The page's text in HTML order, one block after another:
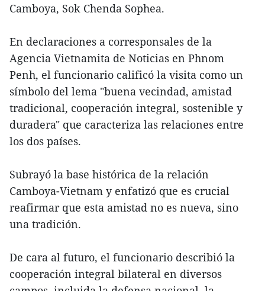
Camboya, Sok Chenda Sophea.
En declaraciones a corresponsales de la
Agencia Vietnamita de Noticias en Phnom
Penh, el funcionario calificó la visita como un
símbolo del lema "buena vecindad, amistad
tradicional, cooperación integral, sostenible y
duradera" que caracteriza las relaciones entre
los dos países.
Subrayó la base histórica de la relación
Camboya-Vietnam y enfatizó que es crucial
reafirmar que esta amistad no es nueva, sino
una tradición.
De cara al futuro, el funcionario describió la
cooperación integral bilateral en diversos